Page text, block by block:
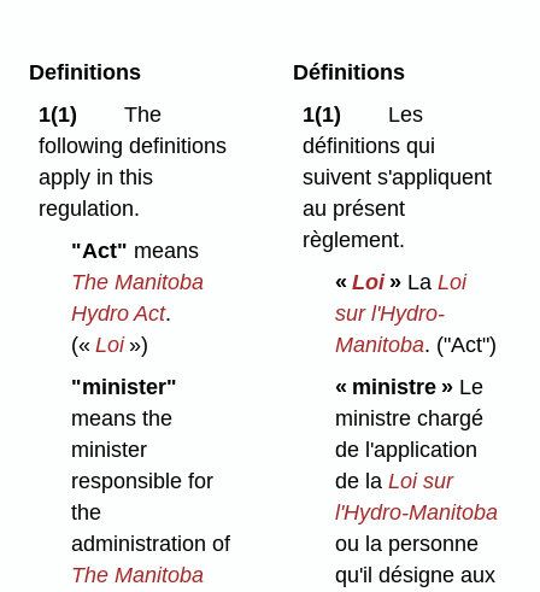
Definitions
1(1)
The
following definitions
apply in this
regulation.
"Act" means
The Manitoba
Hydro Act.
(« Loi»)
"minister"
means the
minister
responsible for
the
administration of
The Manitoba
Définitions
1(1)
Les
définitions qui
suivent s'appliquent
au présent
règlement.
« Loi»La Loi
sur l'Hydro-
Manitoba. ("Act")
« ministre »Le
ministre chargé
de l'application
de la Loi sur
l'Hydro-Manitoba
ou la personne
qu'il désigne aux